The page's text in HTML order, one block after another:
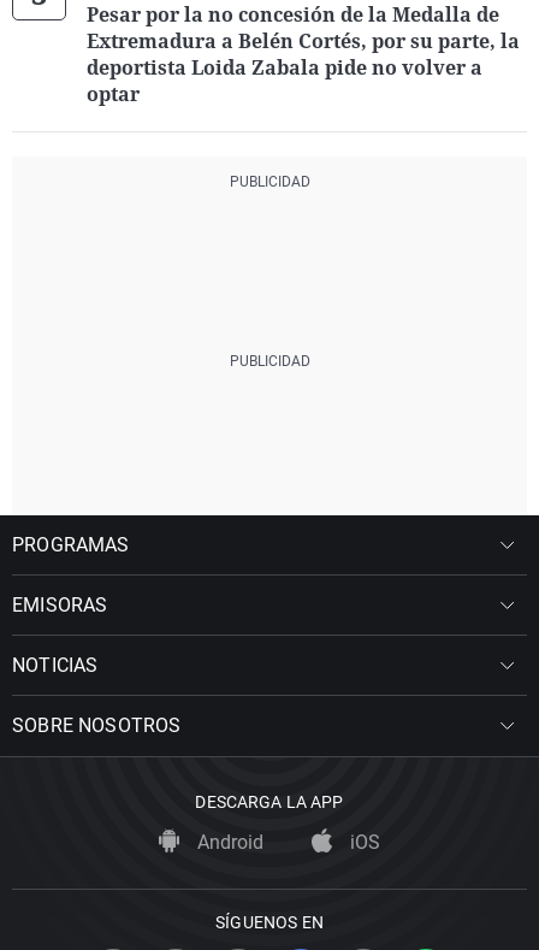
Pesar por la no concesión de la Medalla de
Extremadura a Belén Cortés, por su parte, la
deportista Loida Zabala pide no volver a
optar
PROGRAMAS
EMISORAS
NOTICIAS
SOBRE NOSOTROS
DESCARGA LA APP
Android iOS
SÍGUENOS EN